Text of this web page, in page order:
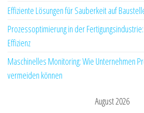
Effiziente Lösungen für Sauberkeit auf
Prozessoptimierung in der
Effizienz
Maschinelles Monitoring: Wie Unternehmen
vermeiden können
August 2026